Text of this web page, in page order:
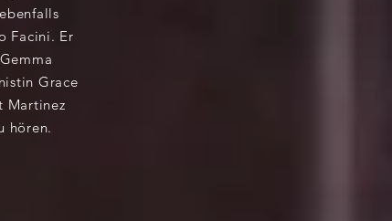
Facini. Er
Grace
Martinez
hören.